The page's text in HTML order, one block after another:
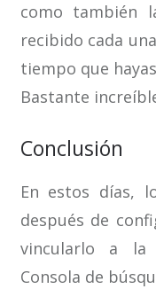
como también
recibido cada
tiempo que
Bastante
Conclusión
En estos días,
después de
vincularlo a la
Consola de